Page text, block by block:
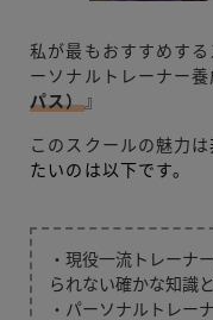
私が最もおすすめす
ーソナルトレーナー
パス）』
このスクールの魅力は
たいのは以下です。
・現役一流トレーナ
られない確かな知識
・パーソナルトレー